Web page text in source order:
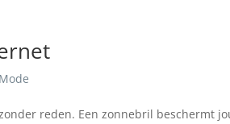
Mode
reden. Een zonnebril beschermt